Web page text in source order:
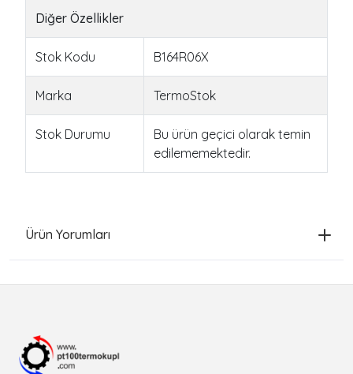
Diğer Özellikler
Stok Kodu B164R06X
Marka TermoStok
Stok Durumu
Bu ürün geçici olarak temin
edilememektedir.
Ürün Yorumları